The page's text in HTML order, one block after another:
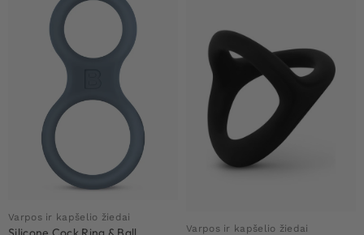
Varpos ir kapšelio žiedai
Varpos ir kapšelio žiedai